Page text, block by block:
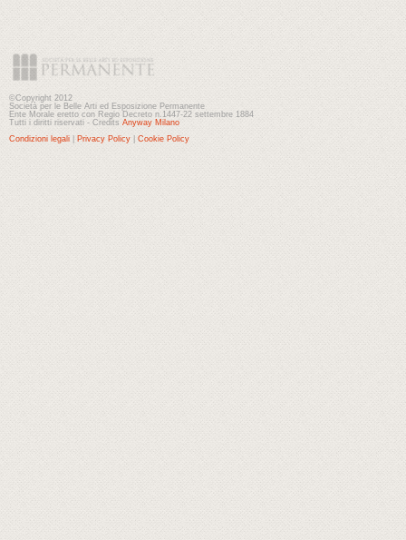
©Copyright 2012
Società per le Belle Arti ed Esposizione Permanente
Ente Morale eretto con Regio Decreto n.1447-22 settembre 1884
Tutti i diritti riservati - Credits Anyway Milano
Condizioni legali
Privacy Policy Cookie Policy